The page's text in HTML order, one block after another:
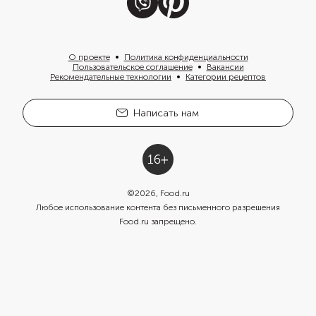
О проекте
Политика конфиденциальности
Пользовательское соглашение
Вакансии
Рекомендательные технологии
Категории рецептов
Написать нам
©2026, Food.ru
Любое использование контента без письменного разрешения
Food.ru запрещено.